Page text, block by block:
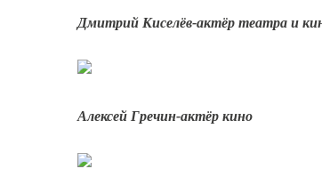
Дмитрий Киселёв-актёр театра и
Алексей Гречин-актёр кино